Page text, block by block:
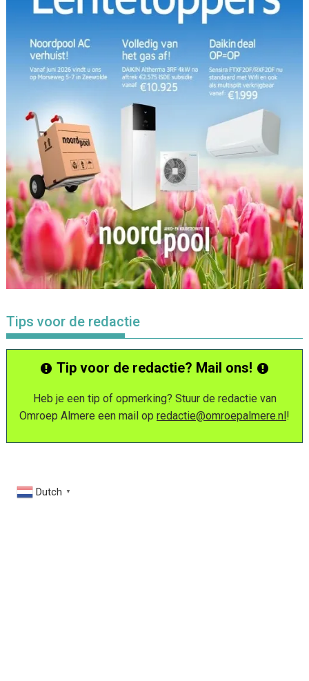
Tips voor de redactie
Tip voor de redactie? Mail ons!
Heb je een tip of opmerking? Stuur de redactie van
Omroep Almere een mail op redactie@omroepalmere.nl!
Dutch ▼